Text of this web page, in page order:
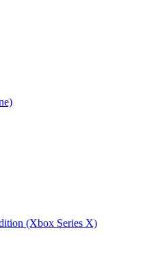
(Xbox Series X)